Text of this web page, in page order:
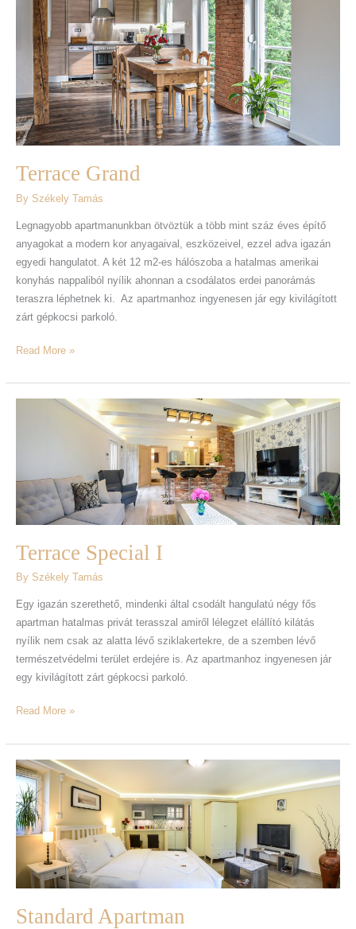
Terrace Grand
By Székely Tamás
Legnagyobb apartmanunkban ötvöztük a több mint száz éves építő
anyagokat a modern kor anyagaival, eszközeivel, ezzel adva igazán
egyedi hangulatot. A két 12 m2-es hálószoba a hatalmas amerikai
konyhás nappaliból nyílik ahonnan a csodálatos erdei panorámás
teraszra léphetnek ki. Az apartmanhoz ingyenesen jár egy kivilágított
zárt gépkocsi parkoló.
Read More »
Terrace Special I
By Székely Tamás
Egy igazán szerethető, mindenki által csodált hangulatú négy fős
apartman hatalmas privát terasszal amiről lélegzet elállító kilátás
nyílik nem csak az alatta lévő sziklakertekre, de a szemben lévő
természetvédelmi terület erdejére is. Az apartmanhoz ingyenesen jár
egy kivilágított zárt gépkocsi parkoló.
Read More »
Standard Apartman
Standard
Apartman